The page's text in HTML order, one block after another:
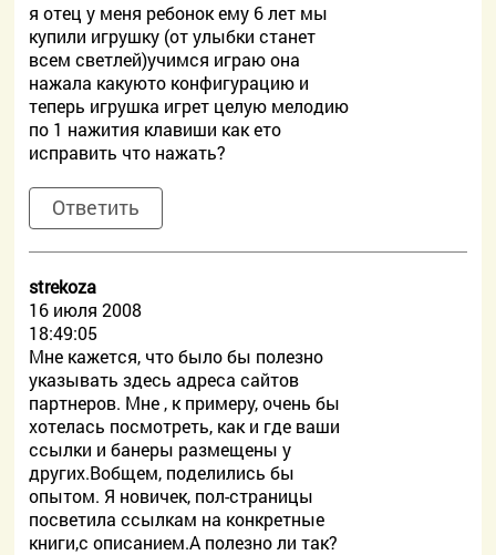
я отец у меня ребонок ему 6 лет мы
купили игрушку (от улыбки станет
всем светлей)учимся играю она
нажала какуюто конфигурацию и
теперь игрушка игрет целую мелодию
по 1 нажития клавиши как ето
исправить что нажать?
Ответить
strekoza
16 июля 2008
18:49:05
Мне кажется, что было бы полезно
указывать здесь адреса сайтов
партнеров. Мне , к примеру, очень бы
хотелась посмотреть, как и где ваши
ссылки и банеры размещены у
других.Вобщем, поделились бы
опытом. Я новичек, пол-страницы
посветила ссылкам на конкретные
книги,с описанием.А полезно ли так?